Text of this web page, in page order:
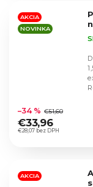
hviezdičiek.
AKCIA
NOVINKA
hodnotenie
produktu
je
hviezdičiek.
€28,07 bez DPH
–34 % €51,60
€33,96
AKCIA